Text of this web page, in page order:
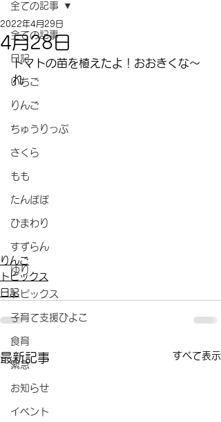
全ての記事
日記
いちご
りんご
ちゅうりっぷ
さくら
もも
たんぽぽ
ひまわり
すずらん
ゆり
トピックス
子育て支援ひよこ
食育
緊急
お知らせ
イベント
全ての記事
4月28日
2022年4月29日
トマトの苗を植えたよ！おおきくな～
れ
りんご
トピックス
日記
最新記事 すべて表示